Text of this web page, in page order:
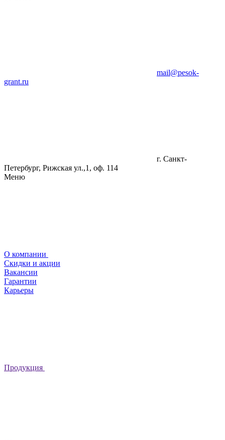
mail@pesok-
grant.ru
г. Санкт-
Петербург, Рижская ул.,1, оф. 114
Меню
О компании
Скидки и акции
Вакансии
Гарантии
Карьеры
Продукция